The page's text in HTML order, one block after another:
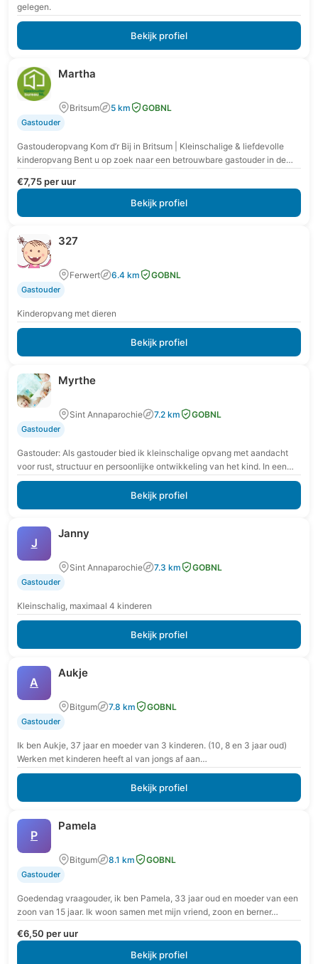
gelegen.
Bekijk profiel
Martha
Britsum 5 km GOBNL
Gastouder
Gastouderopvang Kom d’r Bij in Britsum | Kleinschalige & liefdevolle
kinderopvang Bent u op zoek naar een betrouwbare gastouder in de
€7,75 per uur
Bekijk profiel
327
Ferwert 6.4 km GOBNL
Gastouder
Kinderopvang met dieren
Bekijk profiel
Myrthe
Sint Annaparochie 7.2 km GOBNL
Gastouder
Gastouder: Als gastouder bied ik kleinschalige opvang met aandacht
voor rust, structuur en persoonlijke ontwikkeling van het kind. In een
veilige en vertrouwde omgeving krijgt…
Bekijk profiel
J
Janny
Sint Annaparochie 7.3 km GOBNL
Gastouder
Kleinschalig, maximaal 4 kinderen
Bekijk profiel
A
Aukje
Bitgum 7.8 km GOBNL
Gastouder
Ik ben Aukje, 37 jaar en moeder van 3 kinderen. (10, 8 en 3 jaar oud)
Werken met kinderen heeft al van jongs af aan…
Bekijk profiel
P
Pamela
Bitgum 8.1 km GOBNL
Gastouder
Goedendag vraagouder, ik ben Pamela, 33 jaar oud en moeder van een
zoon van 15 jaar. Ik woon samen met mijn vriend, zoon en berner…
€6,50 per uur
Bekijk profiel